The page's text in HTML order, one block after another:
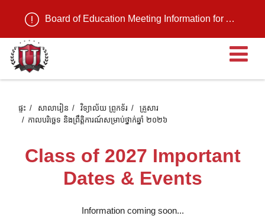
Board of Education Meeting Information for August 11, 2026
ប
ផ្ទះ សាលារៀន វិទ្យាល័យ ព្រូកទ័រ
គ្រួសារ
កាលបរិច្ឆេទ និងព្រឹត្តិការណ៍សម្រាប់ថ្នាក់ឆ្នាំ ២០២៦
Class of 2027 Important
Dates & Events
Information coming soon...